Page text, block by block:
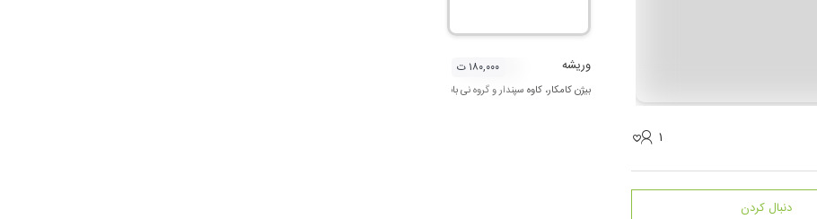
۱
دنبال کردن
وریشه
بیژن کامکار،کاوه سپنداروگروه نی بانگ
۱۸۰,۰۰۰ ت